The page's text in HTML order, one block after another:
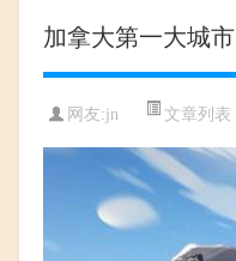
加拿大第一大城市
网友:jn 文章列表